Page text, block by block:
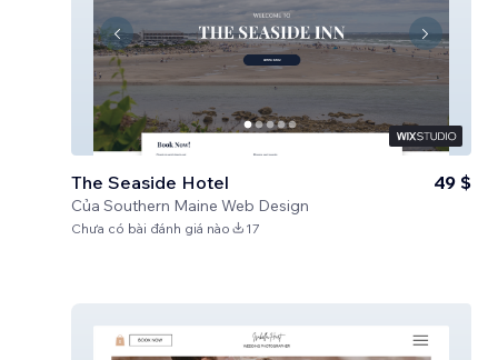
The Seaside Hotel
Của Southern Maine Web Design
49 $
Chưa có bài đánh giá nào 17